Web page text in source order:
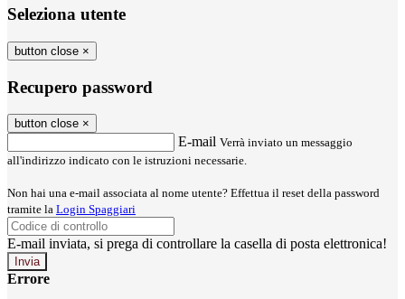
Seleziona utente
button close ×
Recupero password
button close ×
E-mail Verrà inviato un messaggio
all'indirizzo indicato con le istruzioni necessarie.
Non hai una e-mail associata al nome utente? Effettua il reset della password
tramite la Login Spaggiari
E-mail inviata, si prega di controllare la casella di posta elettronica!
Errore